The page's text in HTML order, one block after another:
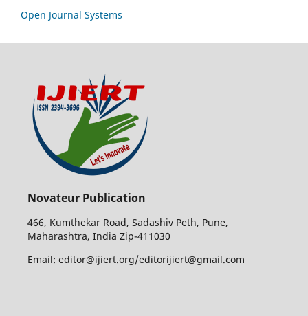
Open Journal Systems
Novateur Publication
466, Kumthekar Road, Sadashiv Peth, Pune,
Maharashtra, India Zip-411030
Email: editor@ijiert.org/editorijiert@gmail.com